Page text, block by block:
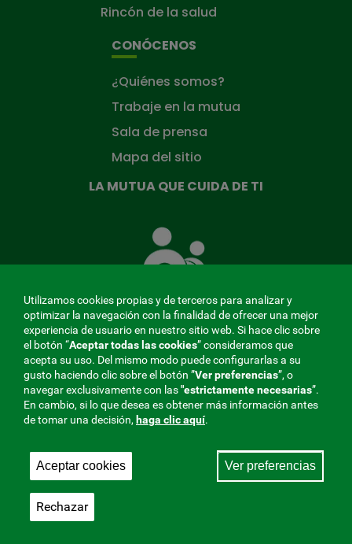
Rincón de la salud
CONÓCENOS
¿Quiénes somos?
Trabaje en la mutua
Sala de prensa
Mapa del sitio
LA MUTUA QUE CUIDA DE TI
Mutua
que
ti
MENÚ
REDES
SOCIALES
V20
Aviso legal|Privacidad
Mutua Colaboradora con la Seguridad Social, 275.
Utilizamos cookies propias y de terceros para analizar y
optimizar la navegación con la finalidad de ofrecer una mejor
experiencia de usuario en nuestro sitio web. Si hace clic sobre
el botón “Aceptar todas las cookies” consideramos que
acepta su uso. Del mismo modo puede configurarlas a su
gusto haciendo clic sobre el botón ”Ver preferencias”, o
navegar exclusivamente con las"estrictamentenecesarias”.
En cambio, si lo que desea es obtener más información antes
de tomar una decisión, haga clic aquí.
Aceptar cookies Ver preferencias
Rechazar